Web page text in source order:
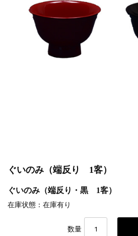
ぐいのみ（端反り 1客）
ぐいのみ（端反り・黒 1客）
在庫状態 : 在庫有り
数量